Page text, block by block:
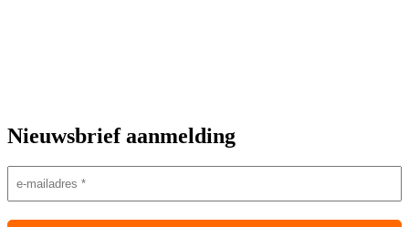
Nieuwsbrief aanmelding